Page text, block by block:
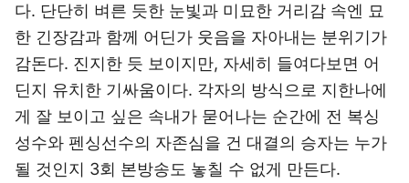
다. 단단히 벼른 듯한 눈빛과 미묘한 거리감 속엔 묘
한 긴장감과 함께 어딘가 웃음을 자아내는 분위기가
감돈다. 진지한 듯 보이지만, 자세히 들여다보면 어
딘지 유치한 기싸움이다. 각자의 방식으로 지한나에
게 잘 보이고 싶은 속내가 묻어나는 순간에 전 복싱
성수와 펜싱선수의 자존심을 건 대결의 승자는 누가
될 것인지 3회 본방송도 놓칠 수 없게 만든다.